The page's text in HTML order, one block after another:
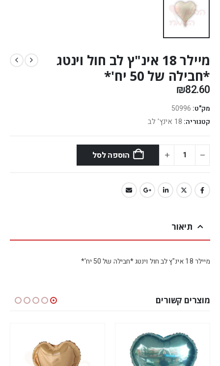
מיילר 18 אינ"ץ לב חול וינטג
*חבילה של 50 יח'*
₪82.60
מק"ט: 50996
קטגוריה: 18 אינץ' לב
הוספה לסל
תיאור
מיילר 18 אינ"ץ לב חול וינטג *חבילה של 50 יח'*
מוצרים קשורים